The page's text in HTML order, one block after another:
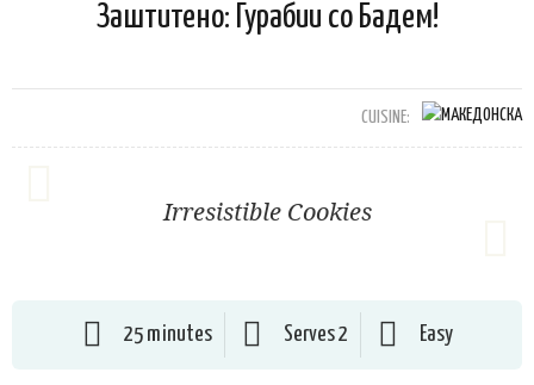
Заштитено: Гурабии со Бадем!
CUISINE:
Irresistible Cookies
25 minutes Serves 2 Easy